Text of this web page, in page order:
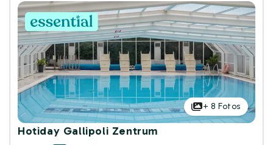
+ 8 Fotos
Hotiday Gallipoli Zentrum